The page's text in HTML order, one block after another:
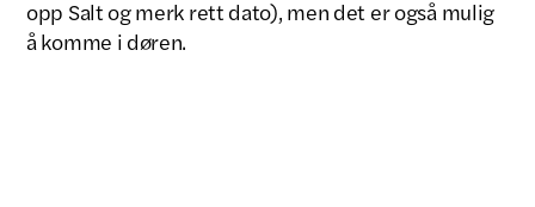
opp Salt og merk rett dato), men det er også mulig
å komme i døren.